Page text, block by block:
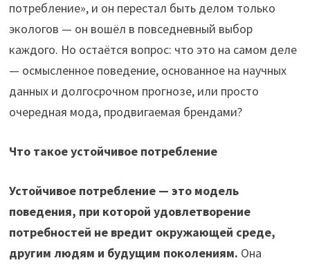
потребление», и он перестал быть делом только
экологов — он вошёл в повседневный выбор
каждого. Но остаётся вопрос: что это на самом деле
— осмысленное поведение, основанное на научных
данных и долгосрочном прогнозе, или просто
очередная мода, продвигаемая брендами?
Что такое устойчивое потребление
Устойчивое потребление — это модель
поведения, при которой удовлетворение
потребностей не вредит окружающей среде,
другим людям и будущим поколениям. Она